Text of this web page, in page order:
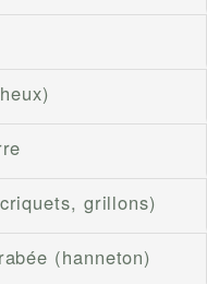
grillons)
(hanneton)